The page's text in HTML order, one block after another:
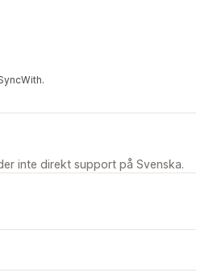
inte direkt support på Svenska.